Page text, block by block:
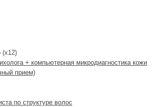
(x12)
+ компьютерная микродиагностика кожи
прием)
по структуре волос